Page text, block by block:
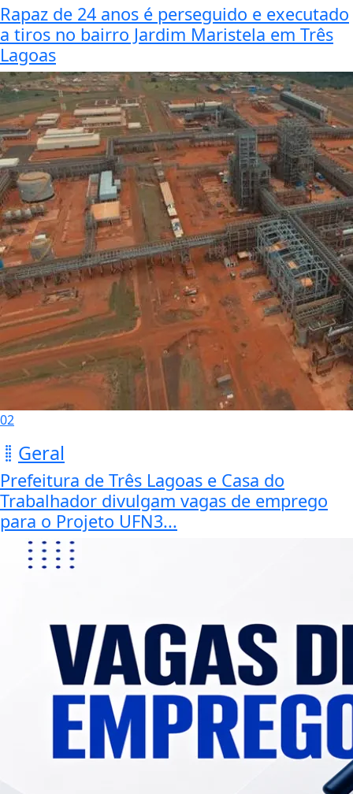
Rapaz de 24 anos é perseguido e executado
a tiros no bairro Jardim Maristela em Três
Lagoas
02
Geral
Prefeitura de Três Lagoas e Casa do
Trabalhador divulgam vagas de emprego
para o Projeto UFN3...